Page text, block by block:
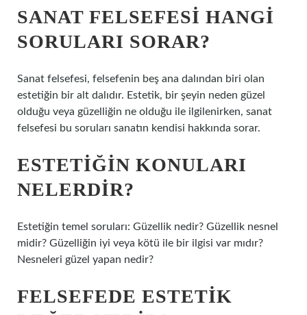
SANAT FELSEFESI HANGI
SORULARI SORAR?
Sanat felsefesi, felsefenin beş ana dalından biri olan
estetiğin bir alt dalıdır. Estetik, bir şeyin neden güzel
olduğu veya güzelliğin ne olduğu ile ilgilenirken, sanat
felsefesi bu soruları sanatın kendisi hakkında sorar.
ESTETIĞIN KONULARI
NELERDIR?
Estetiğin temel soruları: Güzellik nedir? Güzellik nesnel
midir? Güzelliğin iyi veya kötü ile bir ilgisi var mıdır?
Nesneleri güzel yapan nedir?
FELSEFEDE ESTETIK